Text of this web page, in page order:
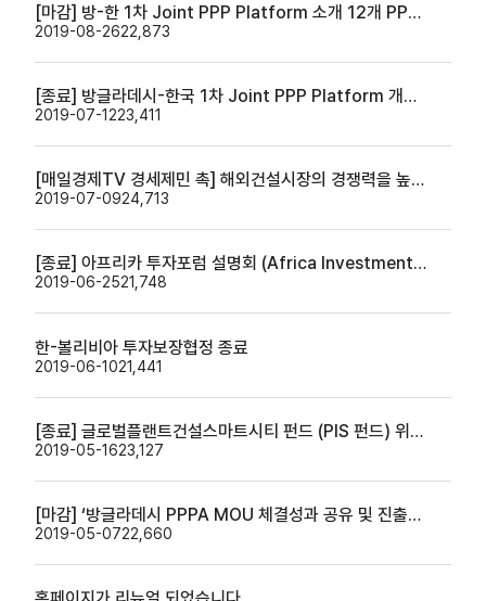
[마감] 방-한 1차 Joint PPP Platform 소개 12개 PPP사업 관심의향서 제출요청
2019-08-2622,873
[종료] 방글라데시-한국 1차 Joint PPP Platform 개최 안내
2019-07-1223,411
[매일경제TV 경세제민 촉] 해외건설시장의 경쟁력을 높인다 | 한국해외인프라도시개발지원공사 사장 허경구
2019-07-0924,713
[종료] 아프리카 투자포럼 설명회 (Africa Investment Forum Roadshow in Asia: Seoul) 안내
2019-06-2521,748
한-볼리비아 투자보장협정 종료
2019-06-1021,441
[종료] 글로벌플랜트건설스마트시티 펀드 (PIS 펀드) 위탁운영기관 선정을 위한 입찰 사전설명회 개최 안내
2019-05-1623,127
[마감] ‘방글라데시 PPPA MOU 체결성과 공유 및 진출전략 설명회’ 개최 알림
2019-05-0722,660